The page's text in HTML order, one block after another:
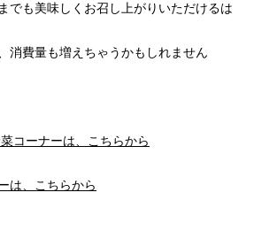
でも美味しくお召し上がりいただけるは
消費量も増えちゃうかもしれません
コーナーは、こちらから
は、こちらから